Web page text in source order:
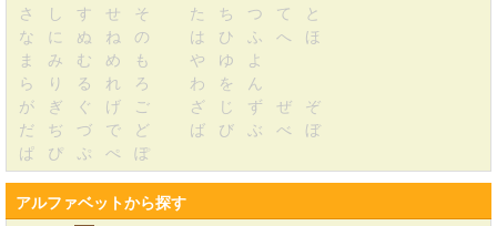
さ
し す せ そ た ち つ て
と
な
に ぬ ね の は ひ ふ へ
ほ
ま
み む め も や ゆ
よ
ら
り る れ ろ わ を
ん
が
ぎ ぐ げ ご ざ じ ず ぜ
ぞ
だ
ぢ づ で ど ば び ぶ べ
ぼ
ぱ
ぴ ぷ ぺ ぽ
アルファベットから探す